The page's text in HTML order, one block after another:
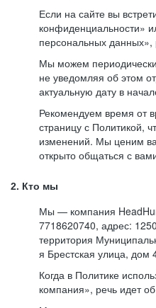
Если на сайте вы
конфиденциальности»
персональных данных»,
Мы можем
не уведомляя об этом
актуальную дату в
Рекомендуем время от
страницу с Политикой,
изменений. Мы ценим
открыто общаться с
2. Кто мы
Мы — компания
7718620740, адрес:
территория
я Брестская улица,
Когда в Политике
компания», речь идет